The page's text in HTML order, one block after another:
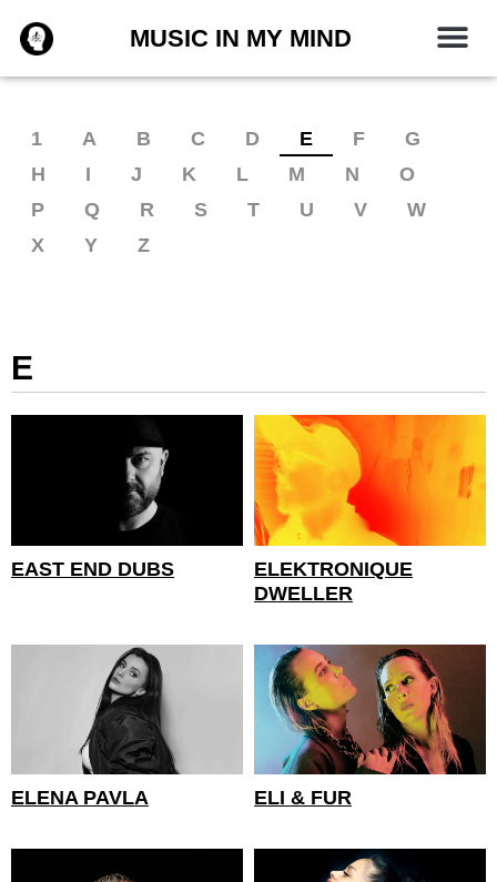
Inhalt
springen
MUSIC IN MY MIND
1 A B C D E F
G
H
I J K L M N
O
P
Q R S T U V
W
X
Y Z
E
EAST END DUBS
ELEKTRONIQUE
DWELLER
ELENA PAVLA ELI & FUR